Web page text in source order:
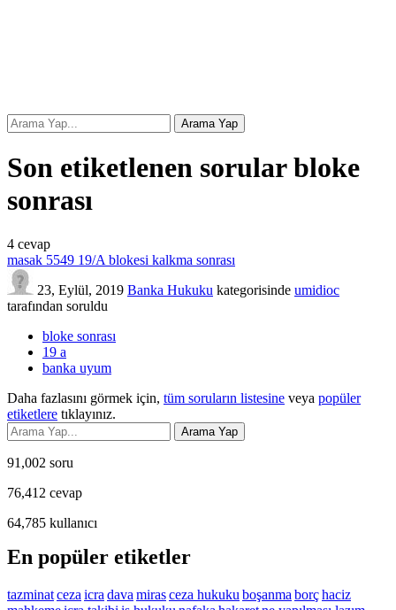
Son etiketlenen sorular bloke
sonrası
4 cevap
masak 5549 19/A blokesi kalkma sonrası
23, Eylül, 2019 Banka Hukuku kategorisinde umidioc
tarafından soruldu
bloke sonrası
19 a
banka uyum
Daha fazlasını görmek için, tüm soruların listesine veya popüler
etiketlere tıklayınız.
91,002 soru
76,412 cevap
64,785 kullanıcı
En popüler etiketler
tazminatceza icra dava mirasceza hukuku boşanma borçhaciz